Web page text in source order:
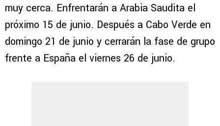
muy cerca. Enfrentarán a Arabia Saudita el
próximo 15 de junio. Después a Cabo Verde en
domingo 21 de junio y cerrarán la fase de grupo
frente a España el viernes 26 de junio.